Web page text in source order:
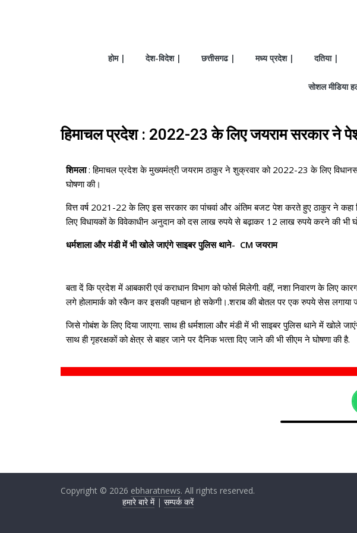
होम | देश-विदेश | छत्तीसगढ | मध्य प्रदेश | दतिया |
सोशल मीडिया
हिमाचल प्रदेश : 2022-23 के लिए जयराम सरकार ने
शिमला: हिमाचल प्रदेश के मुख्यमंत्री जयराम ठाकुर ने शुक्रवार को 2022-23 के लिए
घोषणा की।
वित्त वर्ष 2021-22 के लिए इस सरकार का पांचवां और अंतिम बजट पेश करते हुए ठाकुर ने कहा
लिए विधायकों के विवेकाधीन अनुदान को दस लाख रुपये से बढ़ाकर 12 लाख रुपये करने की भी
धर्मशाला और मंडी में भी खोले जाएंगे साइबर पुलिस थाने- CM जयराम
बता दें कि प्रदेश में आबकारी एवं कराधान विभाग को फोर्स मिलेगी. वहीं, नशा निवारण के लिए
लगे होलामार्क को स्‍कैन कर इसकी पहचान हो सकेगी।.शराब की बोतल पर एक रुपये सेस लगाया
जिसे गोबंश के लिए दिया जाएगा. साथ ही धर्मशाला और मंडी में भी साइबर पुलिस थाने में खोले
साथ ही गृहरक्षकों को क्षेत्र से बाहर जाने पर दैनिक भत्‍ता दिए जाने की भी सीएम ने घोषणा की है.
Copyright © 2026 ebharatnews. All rights reserved.
हमारे बारे में| सम्पर्क करें